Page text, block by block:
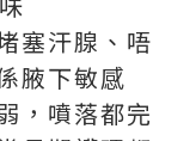
塞汗腺、唔
腋下敏感
，噴落都完